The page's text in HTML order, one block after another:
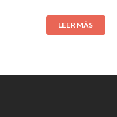
LEER MÁS